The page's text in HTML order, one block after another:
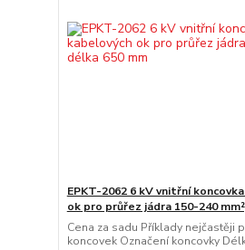
EPKT-2062 6 kV vnitřní
ok pro průřez jádra 150-240
Cena za sadu Příklady nejčastěji
koncovek Označení koncovky